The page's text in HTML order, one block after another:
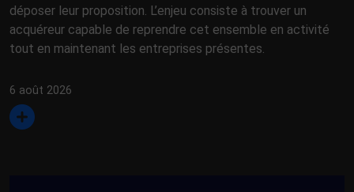
déposer leur proposition. L’enjeu consiste à trouver un
acquéreur capable de reprendre cet ensemble en activité
tout en maintenant les entreprises présentes.
6 août 2026